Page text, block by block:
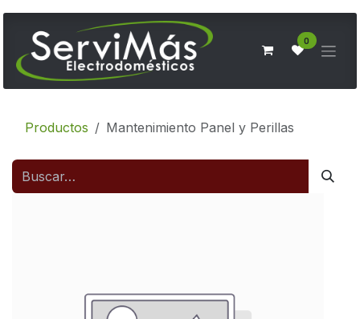
Ir al contenido
0
Productos Mantenimiento Panel y Perillas